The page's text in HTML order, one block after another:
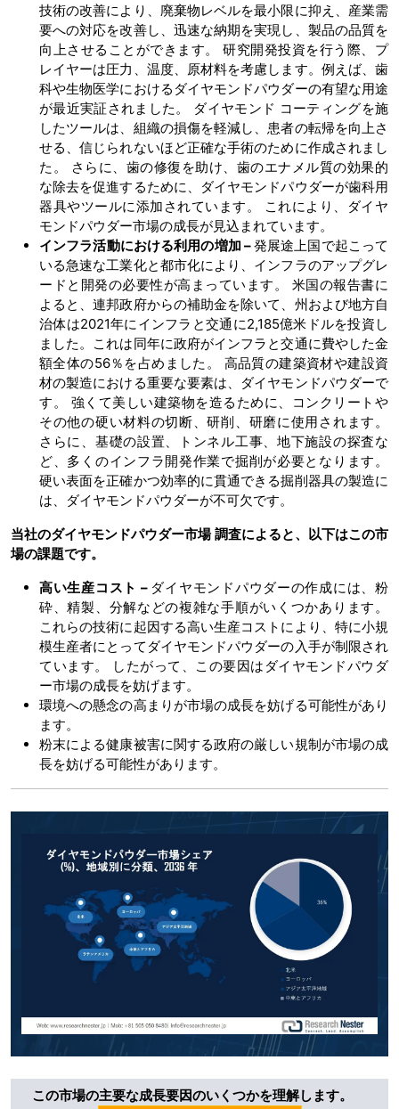
技術の改善により、廃棄物レベルを最小限に抑え、産業需
要への対応を改善し、迅速な納期を実現し、製品の品質を
向上させることができます。 研究開発投資を行う際、プ
レイヤーは圧力、温度、原材料を考慮します。例えば、歯
科や生物医学におけるダイヤモンドパウダーの有望な用途
が最近実証されました。 ダイヤモンド コーティングを施
したツールは、組織の損傷を軽減し、患者の転帰を向上さ
せる、信じられないほど正確な手術のために作成されまし
た。 さらに、歯の修復を助け、歯のエナメル質の効果的
な除去を促進するために、ダイヤモンドパウダーが歯科用
器具やツールに添加されています。 これにより、ダイヤ
モンドパウダー市場の成長が見込まれています。
インフラ活動における利用の増加 –発展途上国で起こって
いる急速な工業化と都市化により、インフラのアップグレ
ードと開発の必要性が高まっています。 米国の報告書に
よると、連邦政府からの補助金を除いて、州および地方自
治体は2021年にインフラと交通に2,185億米ドルを投資し
ました。これは同年に政府がインフラと交通に費やした金
額全体の56％を占めました。 高品質の建築資材や建設資
材の製造における重要な要素は、ダイヤモンドパウダーで
す。 強くて美しい建築物を造るために、コンクリートや
その他の硬い材料の切断、研削、研磨に使用されます。
さらに、基礎の設置、トンネル工事、地下施設の探査な
ど、多くのインフラ開発作業で掘削が必要となります。
硬い表面を正確かつ効率的に貫通できる掘削器具の製造に
は、ダイヤモンドパウダーが不可欠です。
当社のダイヤモンドパウダー市場 調査によると、以下はこの市
場の課題です。
高い生産コスト – ダイヤモンドパウダーの作成には、粉
砕、精製、分解などの複雑な手順がいくつかあります。
これらの技術に起因する高い生産コストにより、特に小規
模生産者にとってダイヤモンドパウダーの入手が制限され
ています。 したがって、この要因はダイヤモンドパウダ
ー市場の成長を妨げます。
環境への懸念の高まりが市場の成長を妨げる可能性があり
ます。
粉末による健康被害に関する政府の厳しい規制が市場の成
長を妨げる可能性があります。
この市場の主要な成長要因のいくつかを理解します。